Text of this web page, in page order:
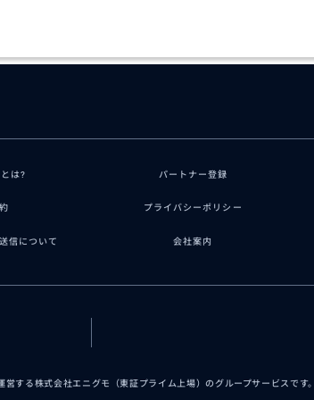
は? パートナー登録
プライバシーポリシー
信について 会社案内
営する株式会社エニグモ（東証プライム上場）のグループサービスです。